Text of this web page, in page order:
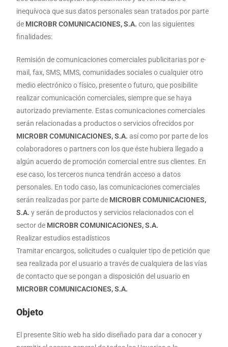
inequívoca que sus datos personales sean tratados por parte
de MICROBR COMUNICACIONES, S.A.con las siguientes
finalidades:
Remisión de comunicaciones comerciales publicitarias por e-
mail, fax, SMS, MMS, comunidades sociales o cualquier otro
medio electrónico o físico, presente o futuro, que posibilite
realizar comunicación comerciales, siempre que se haya
autorizado previamente. Estas comunicaciones comerciales
serán relacionadas a productos o servicios ofrecidos por
MICROBR COMUNICACIONES, S.A. así como por parte de los
colaboradores o partners con los que éste hubiera llegado a
algún acuerdo de promoción comercial entre sus clientes. En
ese caso, los terceros nunca tendrán acceso a datos
personales. En todo caso, las comunicaciones comerciales
serán realizadas por parte de MICROBR COMUNICACIONES,
S.A. y serán de productos y servicios relacionados con el
sector de MICROBR COMUNICACIONES, S.A.
Realizar estudios estadísticos
Tramitar encargos, solicitudes o cualquier tipo de petición que
sea realizada por el usuario a través de cualquiera de las vías
de contacto que se pongan a disposición del usuario en
MICROBR COMUNICACIONES, S.A.
Objeto
El presente Sitio web ha sido diseñado para dar a conocer y